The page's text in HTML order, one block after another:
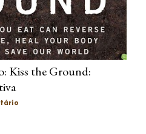
Kiss the Ground: